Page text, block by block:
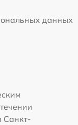
данных
Санкт-